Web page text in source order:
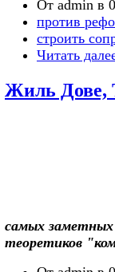
От admin в
против
строить
Читать
Жиль Дове,
самых заметных
теоретиков